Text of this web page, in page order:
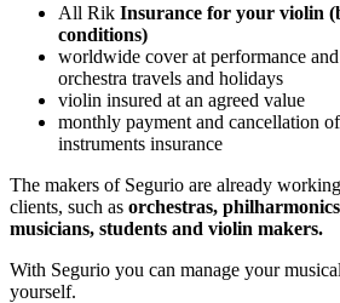
All Rik Insurance for your violin
conditions)
worldwide cover at performance
orchestra travels and holidays
violin insured at an agreed value
monthly payment and cancellation
instruments insurance
The makers of Segurio are already
clients, such as orchestras,
musicians, students and violin makers.
With Segurio you can manage your
yourself.